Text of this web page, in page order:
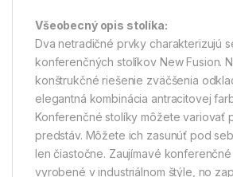
Všeobecný opis stolíka:
Dva netradičné prvky charakterizujú
konferenčných stolíkov New Fusion.
konštrukčné riešenie zväčšenia
elegantná kombinácia antracitovej
Konferenčné stolíky môžete variovať
predstáv. Môžete ich zasunúť pod
len čiastočne. Zaujímavé
vyrobené v industriálnom štýle, no